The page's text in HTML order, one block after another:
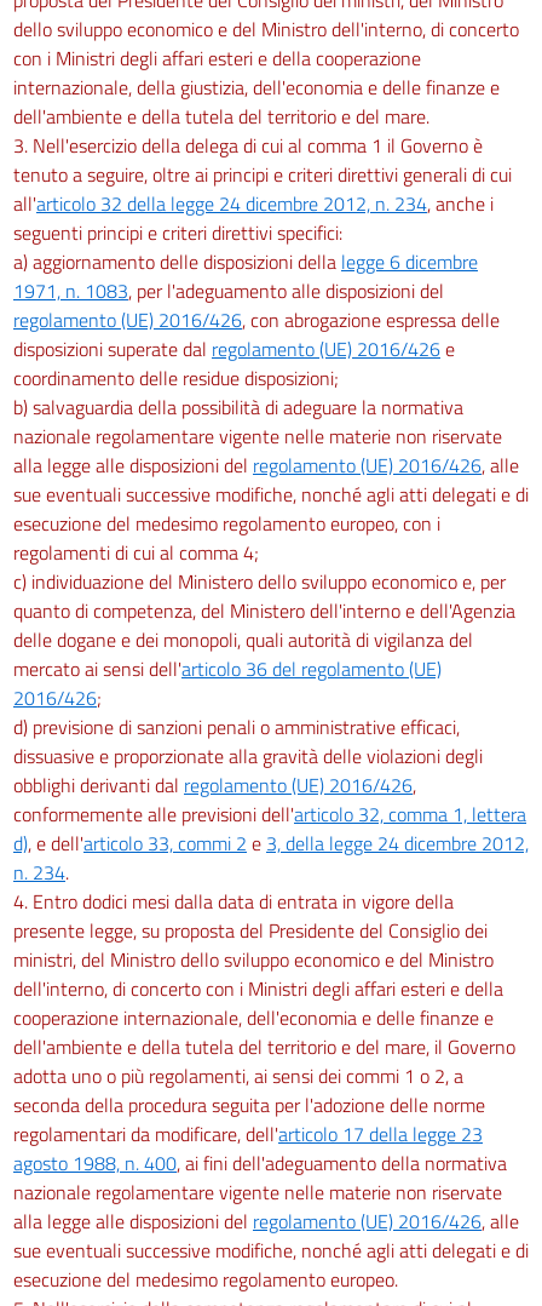
dello sviluppo economico e del Ministro dell'interno, di concerto
con i Ministri degli affari esteri e della cooperazione
internazionale, della giustizia, dell'economia e delle finanze e
dell'ambiente e della tutela del territorio e del mare.
3. Nell'esercizio della delega di cui al comma 1 il Governo è
tenuto a seguire, oltre ai principi e criteri direttivi generali di cui
all'articolo 32 della legge 24 dicembre 2012, n. 234, anche i
seguenti principi e criteri direttivi specifici:
a) aggiornamento delle disposizioni della legge 6 dicembre
1971, n. 1083, per l'adeguamento alle disposizioni del
regolamento (UE) 2016/426, con abrogazione espressa delle
disposizioni superate dal regolamento (UE) 2016/426e
coordinamento delle residue disposizioni;
b) salvaguardia della possibilità di adeguare la normativa
nazionale regolamentare vigente nelle materie non riservate
alla legge alle disposizioni del regolamento (UE) 2016/426, alle
sue eventuali successive modifiche, nonché agli atti delegati e di
esecuzione del medesimo regolamento europeo, con i
regolamenti di cui al comma 4;
c) individuazione del Ministero dello sviluppo economico e, per
quanto di competenza, del Ministero dell'interno e dell'Agenzia
delle dogane e dei monopoli, quali autorità di vigilanza del
mercato ai sensi dell'articolo 36 del regolamento (UE)
2016/426;
d) previsione di sanzioni penali o amministrative efficaci,
dissuasive e proporzionate alla gravità delle violazioni degli
obblighi derivanti dal regolamento (UE) 2016/426,
conformemente alle previsioni dell'articolo 32, comma 1, lettera
d), e dell'articolo 33, commi 2 e 3, della legge 24 dicembre 2012,
n. 234.
4. Entro dodici mesi dalla data di entrata in vigore della
presente legge, su proposta del Presidente del Consiglio dei
ministri, del Ministro dello sviluppo economico e del Ministro
dell'interno, di concerto con i Ministri degli affari esteri e della
cooperazione internazionale, dell'economia e delle finanze e
dell'ambiente e della tutela del territorio e del mare, il Governo
adotta uno o più regolamenti, ai sensi dei commi 1 o 2, a
seconda della procedura seguita per l'adozione delle norme
regolamentari da modificare, dell'articolo 17 della legge 23
agosto 1988, n. 400, ai fini dell'adeguamento della normativa
nazionale regolamentare vigente nelle materie non riservate
alla legge alle disposizioni del regolamento (UE) 2016/426, alle
sue eventuali successive modifiche, nonché agli atti delegati e di
esecuzione del medesimo regolamento europeo.